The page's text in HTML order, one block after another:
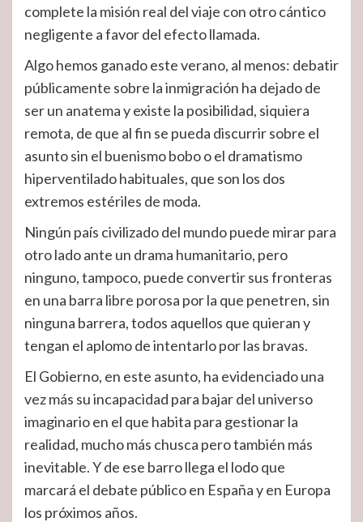
complete la misión real del viaje con otro cántico
negligente a favor del efecto llamada.
Algo hemos ganado este verano, al menos: debatir
públicamente sobre la inmigración ha dejado de
ser un anatema y existe la posibilidad, siquiera
remota, de que al fin se pueda discurrir sobre el
asunto sin el buenismo bobo o el dramatismo
hiperventilado habituales, que son los dos
extremos estériles de moda.
Ningún país civilizado del mundo puede mirar para
otro lado ante un drama humanitario, pero
ninguno, tampoco, puede convertir sus fronteras
en una barra libre porosa por la que penetren, sin
ninguna barrera, todos aquellos que quieran y
tengan el aplomo de intentarlo por las bravas.
El Gobierno, en este asunto, ha evidenciado una
vez más su incapacidad para bajar del universo
imaginario en el que habita para gestionar la
realidad, mucho más chusca pero también más
inevitable. Y de ese barro llega el lodo que
marcará el debate público en España y en Europa
los próximos años.